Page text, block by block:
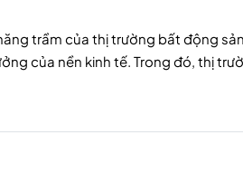
trầm của thị trường bất động
của nền kinh tế. Trong đó, thị